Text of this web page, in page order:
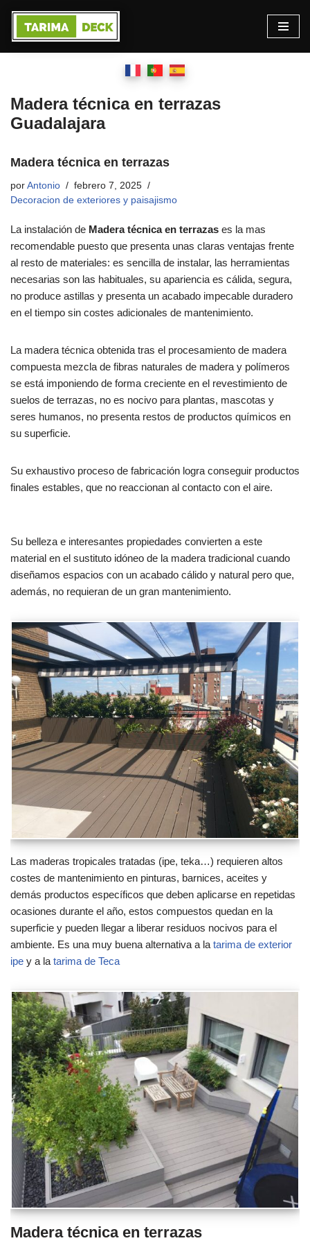
Saltar
al
Madera técnica en terrazas
Guadalajara
Madera técnica en terrazas
por Antonio
febrero 7, 2025
Decoracion de exteriores y paisajismo
La instalación de Madera técnica en terrazas es la mas
recomendable puesto que presenta unas claras ventajas frente
al resto de materiales: es sencilla de instalar, las herramientas
necesarias son las habituales, su apariencia es cálida, segura,
no produce astillas y presenta un acabado impecable duradero
en el tiempo sin costes adicionales de mantenimiento.
La madera técnica obtenida tras el procesamiento de madera
compuesta mezcla de fibras naturales de madera y polímeros
se está imponiendo de forma creciente en el revestimiento de
suelos de terrazas, no es nocivo para plantas, mascotas y
seres humanos, no presenta restos de productos químicos en
su superficie.
Su exhaustivo proceso de fabricación logra conseguir productos
finales estables, que no reaccionan al contacto con el aire.
Su belleza e interesantes propiedades convierten a este
material en el sustituto idóneo de la madera tradicional cuando
diseñamos espacios con un acabado cálido y natural pero que,
además, no requieran de un gran mantenimiento.
Las maderas tropicales tratadas (ipe, teka…) requieren altos
costes de mantenimiento en pinturas, barnices, aceites y
demás productos específicos que deben aplicarse en repetidas
ocasiones durante el año, estos compuestos quedan en la
superficie y pueden llegar a liberar residuos nocivos para el
ambiente. Es una muy buena alternativa a latarima de exterior
ipe y a latarima de Teca
Madera técnica en terrazas